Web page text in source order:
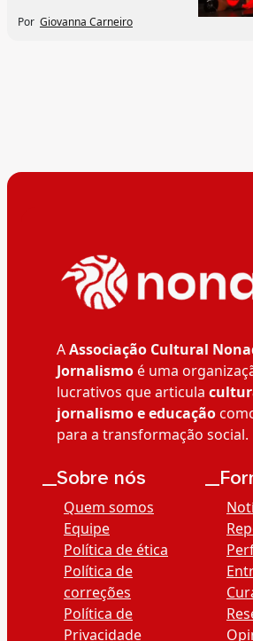
Por Giovanna Carneiro
AAssociação Cultural
Jornalismoé uma
lucrativos que articula
jornalismo e educação
para a transformação social.
__Sobre nós
Quem somos
Equipe
Política de ética
Política de
correções
Política de
Privacidade